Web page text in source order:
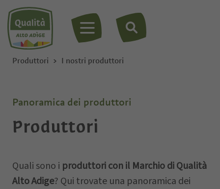
MENU
Produttori I nostri produttori
Panoramica dei produttori
Produttori
Quali sono i produttori con il Marchio di Qualità
Alto Adige? Qui trovate una panoramica dei